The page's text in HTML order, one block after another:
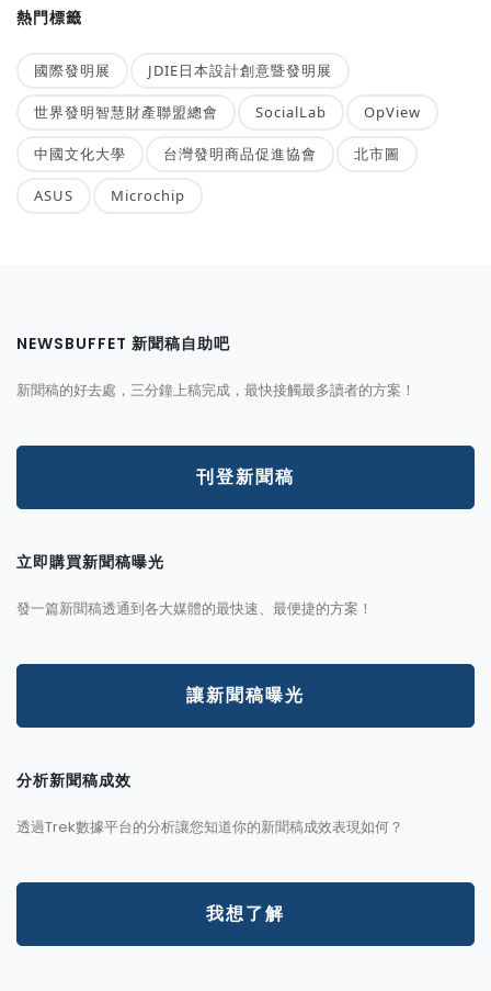
熱門標籤
國際發明展 JDIE日本設計創意暨發明展
世界發明智慧財產聯盟總會 SocialLab OpView
中國文化大學 台灣發明商品促進協會 北市圖
ASUS Microchip
NEWSBUFFET 新聞稿自助吧
新聞稿的好去處，三分鐘上稿完成，最快接觸最多讀者的方案！
刊登新聞稿
立即購買新聞稿曝光
發一篇新聞稿透通到各大媒體的最快速、最便捷的方案！
讓新聞稿曝光
分析新聞稿成效
透過Trek數據平台的分析讓您知道你的新聞稿成效表現如何？
我想了解